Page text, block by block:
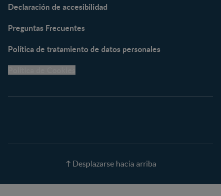
NESCARE®
Herramientas
Calculadora de color de
Declaración de accesibilidad
Preguntas Frecuentes
Política de tratamiento de datos personales
Desplazarse hacia arriba